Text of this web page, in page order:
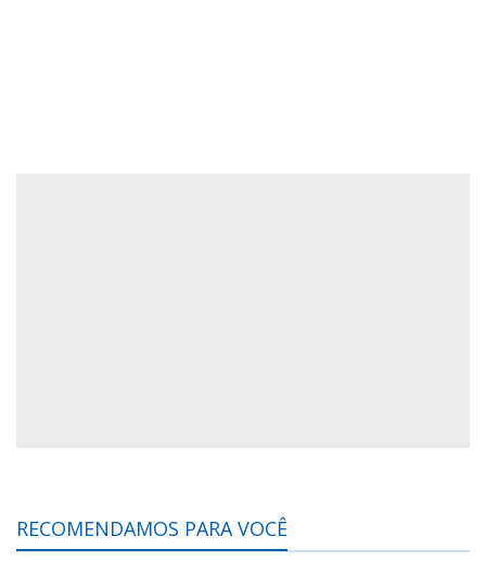
RECOMENDAMOS PARA VOCÊ